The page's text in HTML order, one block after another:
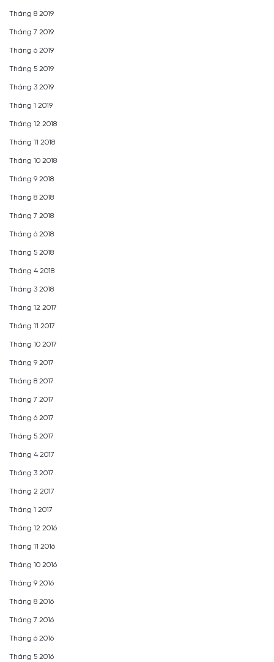
Tháng 8 2019
Tháng 7 2019
Tháng 6 2019
Tháng 5 2019
Tháng 3 2019
Tháng 1 2019
Tháng 12 2018
Tháng 11 2018
Tháng 10 2018
Tháng 9 2018
Tháng 8 2018
Tháng 7 2018
Tháng 6 2018
Tháng 5 2018
Tháng 4 2018
Tháng 3 2018
Tháng 12 2017
Tháng 11 2017
Tháng 10 2017
Tháng 9 2017
Tháng 8 2017
Tháng 7 2017
Tháng 6 2017
Tháng 5 2017
Tháng 4 2017
Tháng 3 2017
Tháng 2 2017
Tháng 1 2017
Tháng 12 2016
Tháng 11 2016
Tháng 10 2016
Tháng 9 2016
Tháng 8 2016
Tháng 7 2016
Tháng 6 2016
Tháng 5 2016